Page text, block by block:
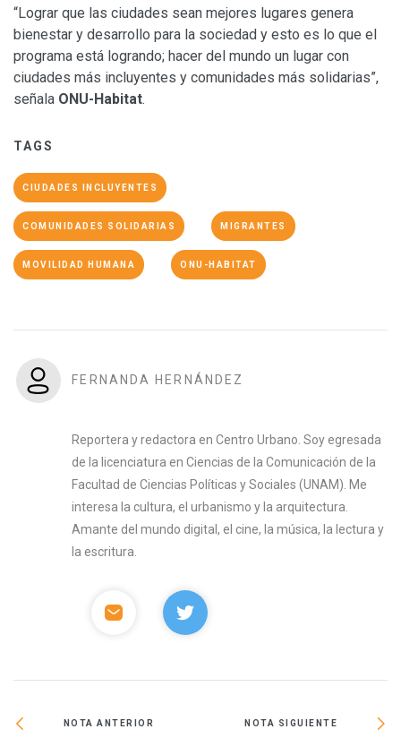
“Lograr que las ciudades sean mejores lugares genera
bienestar y desarrollo para la sociedad y esto es lo que el
programa está logrando; hacer del mundo un lugar con
ciudades más incluyentes y comunidades más solidarias”,
señala ONU-Habitat.
TAGS
CIUDADES INCLUYENTES
COMUNIDADES SOLIDARIAS MIGRANTES
MOVILIDAD HUMANA ONU-HABITAT
FERNANDA HERNÁNDEZ
Reportera y redactora en Centro Urbano. Soy egresada
de la licenciatura en Ciencias de la Comunicación de la
Facultad de Ciencias Políticas y Sociales (UNAM). Me
interesa la cultura, el urbanismo y la arquitectura.
Amante del mundo digital, el cine, la música, la lectura y
la escritura.
NOTA ANTERIOR NOTA SIGUIENTE